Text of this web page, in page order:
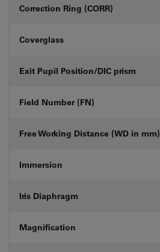
Correction Ring (CORR)
Coverglass
Exit Pupil Position/DIC prism
Field Number (FN)
Free Working Distance (WD in mm)
Immersion
Iris Diaphragm
Magnification